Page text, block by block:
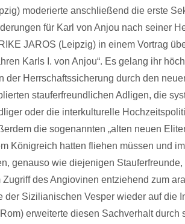
moderierte anschließend die erste
für Karl von Anjou nach seiner
JAROS (Leipzig) in einem Vortrag
Karls I. von Anjou“. Es gelang ihr
der Herrschaftssicherung durch den
stauferfreundlichen Adligen, die
oder die interkulturelle
die sogenannten „alten neuen
Königreich hatten fliehen müssen und
genauso wie diejenigen
des Angiovinen entziehend zum
der Sizilianischen Vesper wieder auf die
erweiterte diesen Sachverhalt durch